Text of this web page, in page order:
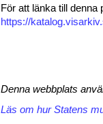
För att länka till denna
https://
Denna webbplats
Läs om hur Statens